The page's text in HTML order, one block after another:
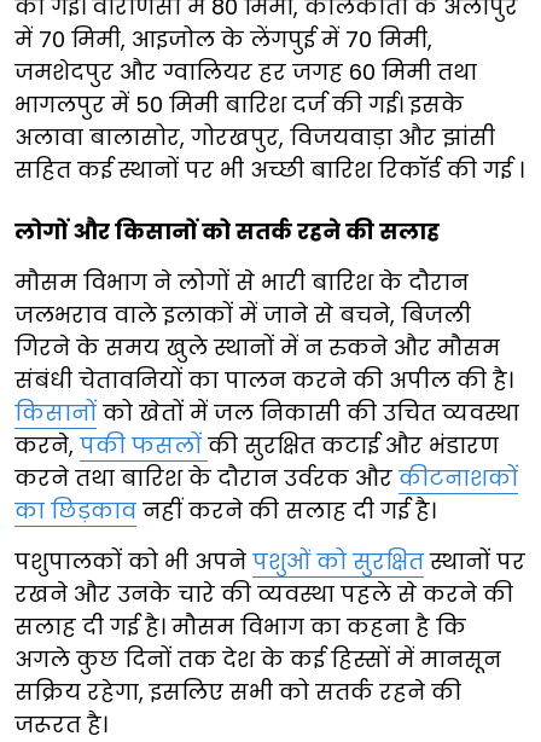
की गई। वाराणसी में 80 मिमी, कोलकाता के अलीपुर
में 70 मिमी, आइजोल के लेंगपुई में 70 मिमी,
जमशेदपुर और ग्वालियर हर जगह 60 मिमी तथा
भागलपुर में 50 मिमी बारिश दर्ज की गई। इसके
अलावा बालासोर, गोरखपुर, विजयवाड़ा और झांसी
सहित कई स्थानों पर भी अच्छी बारिश रिकॉर्ड की गई ।
लोगों और किसानों को सतर्क रहने की सलाह
मौसम विभाग ने लोगों से भारी बारिश के दौरान
जलभराव वाले इलाकों में जाने से बचने, बिजली
गिरने के समय खुले स्थानों में न रुकने और मौसम
संबंधी चेतावनियों का पालन करने की अपील की है।
किसानों को खेतों में जल निकासी की उचित व्यवस्था
करने, पकी फसलों की सुरक्षित कटाई और भंडारण
करने तथा बारिश के दौरान उर्वरक और कीटनाशकों
का छिड़काव नहीं करने की सलाह दी गई है।
पशुपालकों को भी अपने पशुओं को सुरक्षितस्थानों पर
रखने और उनके चारे की व्यवस्था पहले से करने की
सलाह दी गई है। मौसम विभाग का कहना है कि
अगले कुछ दिनों तक देश के कई हिस्सों में मानसून
सक्रिय रहेगा, इसलिए सभी को सतर्क रहने की
जरूरत है।